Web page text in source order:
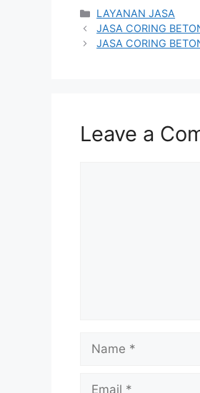
Categories
LAYANAN JASA
JASA CORING
JASA CORING
Leave a
Name
Email